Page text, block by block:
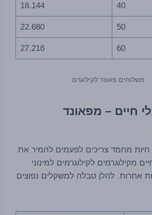
40
18.144
50
22.680
60
27.216
משלוחים פאונד לקילוגרם
חיים – מפאונד
חיות מחמד צריכים לפעמים להמיר את
מקילוגרמים לקילוגרמים למינוני
אחרות. להלן טבלה למשקלים נפוצים